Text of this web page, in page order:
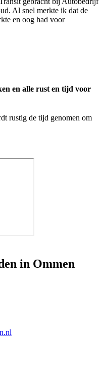
Al snel merkte ik dat de
en oog had voor
en alle rust en tijd voor
rustig de tijd genomen om
in Ommen